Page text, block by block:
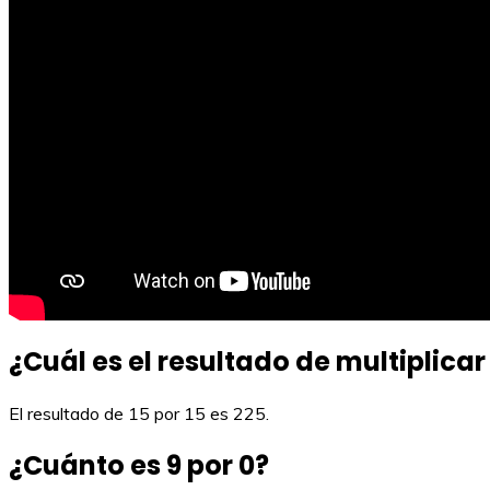
¿Cuál es el resultado de multiplicar
El resultado de 15 por 15 es 225.
¿Cuánto es 9 por 0?